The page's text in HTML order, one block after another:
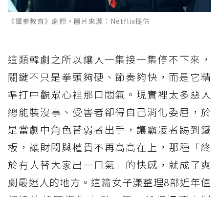
《鐵拳教育》劇照。圖片來源：Netflix提供
這類韓劇之所以讓人一集接一集停不下來，
關鍵不只是拳頭夠硬、節奏夠快，而是它精
準打中觀眾心裡那口悶氣。現實裡太多惡人
總能裝沒事、受害者卻得自己消化委屈，於
是當劇中角色替弱者出手，讓霸凌者踢到鐵
板，讓財閥與權貴不再高高在上，那種「終
於有人替大家出一口氣」的快感，就成了爽
劇最迷人的地方。這篇女子漾整理8部近年值